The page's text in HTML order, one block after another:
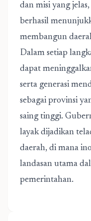
dan misi yang
berhasil
membangun
Dalam setiap
dapat
serta generasi
sebagai provinsi
saing tinggi.
layak dijadikan
daerah, di mana
landasan utama
pemerintahan.